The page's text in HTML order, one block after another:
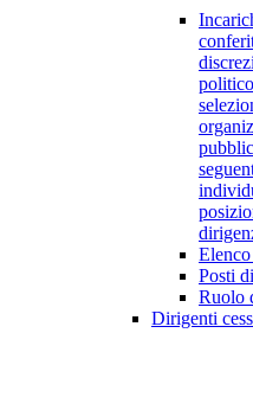
Posti
Ruolo
Dirigenti